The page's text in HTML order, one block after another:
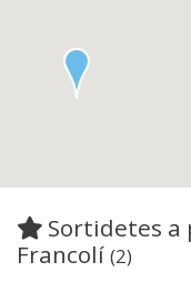
Sortidetes a
Francolí (2)